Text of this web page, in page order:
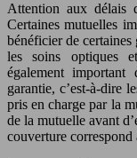
Attention aux délais
Certaines mutuelles
bénéficier de certaines
les soins optiques
également
garantie, c’est-à-dire
pris en charge par la
de la mutuelle avant
couverture correspond